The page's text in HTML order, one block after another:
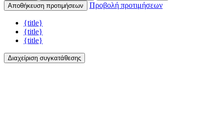
Αποθήκευση προτιμήσεων
Προβολή προτιμήσεων
{title}
{title}
{title}
Διαχείριση συγκατάθεσης